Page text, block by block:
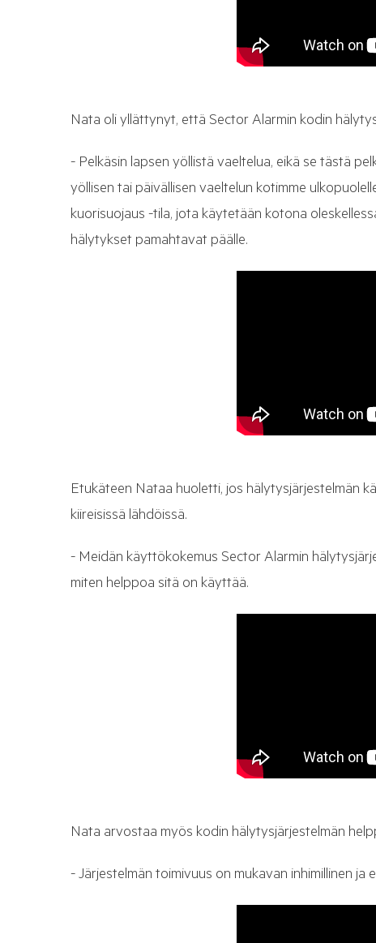
Nata oli yllättynyt, että Sector Alarmin kodin
- Pelkäsin lapsen yöllistä vaeltelua, eikä se tästä
yöllisen tai päivällisen vaeltelun kotimme
kuorisuojaus -tila, jota käytetään kotona
hälytykset pamahtavat päälle.
Etukäteen Nataa huoletti, jos hälytysjärjestelmän
kiireisissä lähdöissä.
- Meidän käyttökokemus Sector Alarmin
miten helppoa sitä on käyttää.
Nata arvostaa myös kodin hälytysjärjestelmän
- Järjestelmän toimivuus on mukavan inhimillinen